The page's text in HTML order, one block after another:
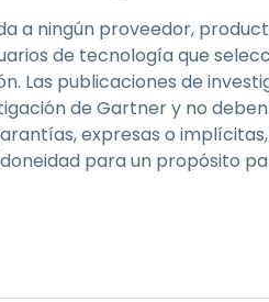
a ningún proveedor,
de tecnología que
Las publicaciones de
de Gartner y no
expresas o
para un propósito